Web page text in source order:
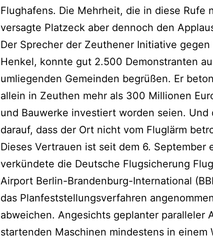
Flughafens. Die Mehrheit, die in diese Rufe
versagte Platzeck aber dennoch den
Der Sprecher der Zeuthener Initiative
Henkel, konnte gut 2.500 Demonstranten
umliegenden Gemeinden begrüßen. Er
allein in Zeuthen mehr als 300 Millionen
und Bauwerke investiert worden seien. Und
darauf, dass der Ort nicht vom Fluglärm
Dieses Vertrauen ist seit dem 6. September
verkündete die Deutsche Flugsicherung
Airport Berlin-Brandenburg-International
das Planfeststellungsverfahren
abweichen. Angesichts geplanter paralleler
startenden Maschinen mindestens in einem